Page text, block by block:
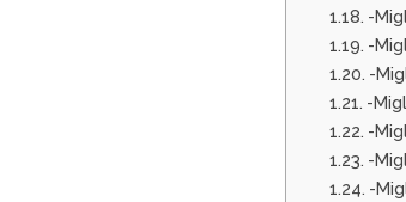
-
-
-
-
-
-
-